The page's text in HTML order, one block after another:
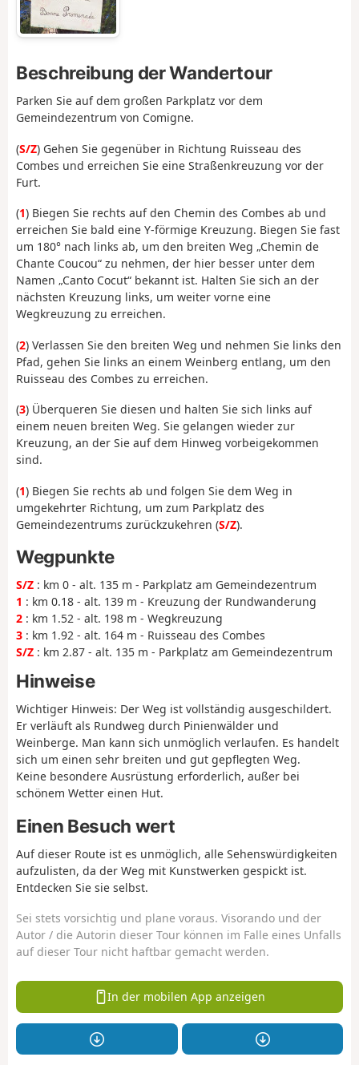
Beschreibung der Wandertour
Parken Sie auf dem großen Parkplatz vor dem
Gemeindezentrum von Comigne.
(S/Z) Gehen Sie gegenüber in Richtung Ruisseau des
Combes und erreichen Sie eine Straßenkreuzung vor der
Furt.
(1) Biegen Sie rechts auf den Chemin des Combes ab und
erreichen Sie bald eine Y-förmige Kreuzung. Biegen Sie fast
um 180° nach links ab, um den breiten Weg „Chemin de
Chante Coucou“ zu nehmen, der hier besser unter dem
Namen „Canto Cocut“ bekannt ist. Halten Sie sich an der
nächsten Kreuzung links, um weiter vorne eine
Wegkreuzung zu erreichen.
(2) Verlassen Sie den breiten Weg und nehmen Sie links den
Pfad, gehen Sie links an einem Weinberg entlang, um den
Ruisseau des Combes zu erreichen.
(3) Überqueren Sie diesen und halten Sie sich links auf
einem neuen breiten Weg. Sie gelangen wieder zur
Kreuzung, an der Sie auf dem Hinweg vorbeigekommen
sind.
(1) Biegen Sie rechts ab und folgen Sie dem Weg in
umgekehrter Richtung, um zum Parkplatz des
Gemeindezentrums zurückzukehren (S/Z).
Wegpunkte
S/Z : km 0 - alt. 135 m - Parkplatz am Gemeindezentrum
1 : km 0.18 - alt. 139 m - Kreuzung der Rundwanderung
2 : km 1.52 - alt. 198 m - Wegkreuzung
3 : km 1.92 - alt. 164 m - Ruisseau des Combes
S/Z : km 2.87 - alt. 135 m - Parkplatz am Gemeindezentrum
Hinweise
Wichtiger Hinweis: Der Weg ist vollständig ausgeschildert.
Er verläuft als Rundweg durch Pinienwälder und
Weinberge. Man kann sich unmöglich verlaufen. Es handelt
sich um einen sehr breiten und gut gepflegten Weg.
Keine besondere Ausrüstung erforderlich, außer bei
schönem Wetter einen Hut.
Einen Besuch wert
Auf dieser Route ist es unmöglich, alle Sehenswürdigkeiten
aufzulisten, da der Weg mit Kunstwerken gespickt ist.
Entdecken Sie sie selbst.
Sei stets vorsichtig und plane voraus. Visorando und der
Autor / die Autorin dieser Tour können im Falle eines Unfalls
auf dieser Tour nicht haftbar gemacht werden.
In der mobilen App anzeigen